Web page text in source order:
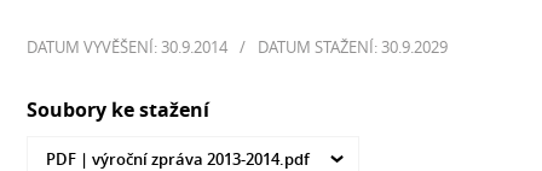
DATUM VYVĚŠENÍ: 30.9.2014 / DATUM STAŽENÍ: 30.9.2029
Soubory ke stažení
PDF |výroční zpráva 2013-2014.pdf